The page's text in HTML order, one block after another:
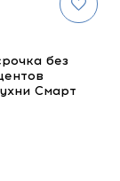
без
Смарт